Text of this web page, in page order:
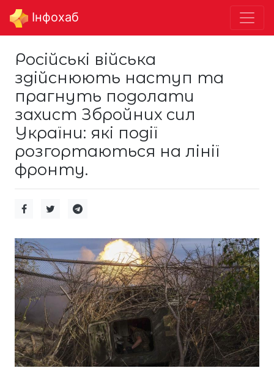
Інфохаб
Російські війська
здійснюють наступ та
прагнуть подолати
захист Збройних сил
України: які події
розгортаються на лінії
фронту.